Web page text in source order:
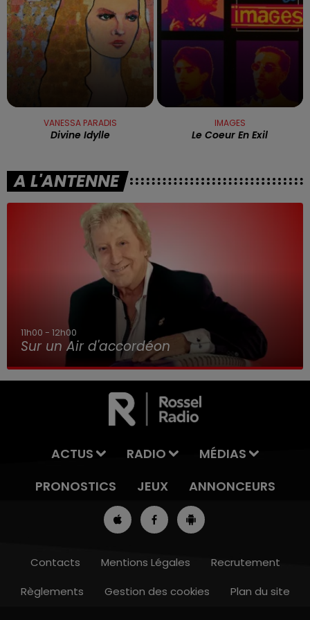
8h00 - 10h00
VANESSA PARADIS
Divine Idylle
IMAGES
Le Coeur En Exil
A L'ANTENNE
11h00 - 12h00
Sur un Air d'accordéon
ACTUS RADIO
MÉDIAS
PRONOSTICS
JEUX ANNONCEURS
Contacts Mentions Légales
Recrutement
Règlements
Gestion des cookies Plan du site